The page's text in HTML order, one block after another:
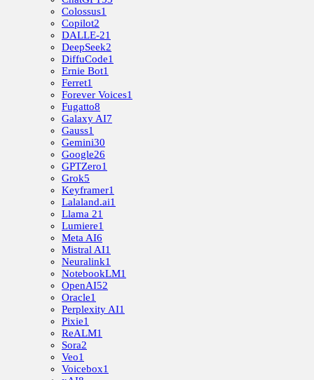
Colossus1
Copilot2
DALLE-21
DeepSeek2
DiffuCode1
Ernie Bot1
Ferret1
Forever Voices1
Fugatto8
Galaxy AI7
Gauss1
Gemini30
Google26
GPTZero1
Grok5
Keyframer1
Lalaland.ai1
Llama 21
Lumiere1
Meta AI6
Mistral AI1
Neuralink1
NotebookLM1
OpenAI52
Oracle1
Perplexity AI1
Pixie1
ReALM1
Sora2
Veo1
Voicebox1